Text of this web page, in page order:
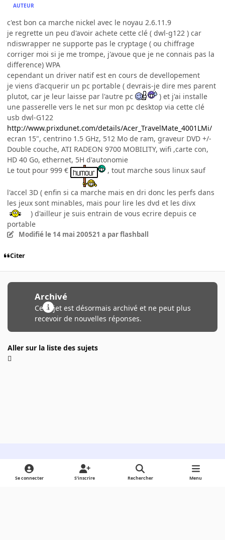
AUTEUR
c'est bon ca marche nickel avec le noyau 2.6.11.9
je regrette un peu d'avoir achete cette clé ( dwl-g122 ) car
ndiswrapper ne supporte pas le cryptage ( ou chiffrage
corriger moi si je me trompe, j'avoue que je ne connais pas la
difference) WPA
cependant un driver natif est en cours de devellopement
je viens d'acquerir un pc portable ( devrais-je dire mes parent
plutot, car je leur laisse par l'autre pc
) et j'ai installe
une passerelle vers le net sur mon pc desktop via cette clé
usb dwl-G122
http://www.prixdunet.com/details/Acer_TravelMate_4001LMi/
ecran 15", centrino 1.5 GHz, 512 Mo de ram, graveur DVD +/-
Double couche, ATI RADEON 9700 MOBILITY, wifi ,carte con,
HD 40 Go, ethernet, 5H d'autonomie
Le tout pour 999 €
, tout marche sous linux sauf
l'accel 3D ( enfin si ca marche mais en dri donc les perfs dans
les jeux sont minables, mais pour lire les dvd et les divx
) d'ailleur je suis entrain de vous ecrire depuis ce
portable
Modifié le 14 mai 200521 a par flashball
Citer
Archivé
Ce sujet est désormais archivé et ne peut plus
recevoir de nouvelles réponses.
Aller sur la liste des sujets
Light ModeDark ModeSystem Preference
Se connecter S’inscrire Rechercher Menu